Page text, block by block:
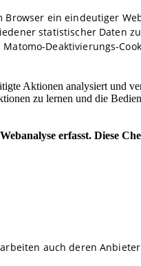
ein eindeutiger
statistischer Daten
Deaktivierungs-
auch deren